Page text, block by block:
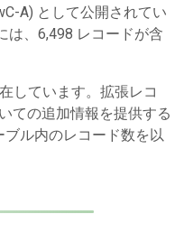
A) として公開されてい
は、6,498 レコードが含
しています。拡張レコ
ての追加情報を提供する
ル内のレコード数を以